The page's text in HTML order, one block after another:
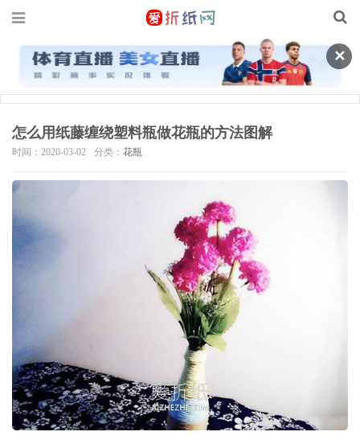
✕
怎么用纸藤缠绕塑料瓶做花瓶的方法图解
时间：2020-03-02 分类： 花瓶